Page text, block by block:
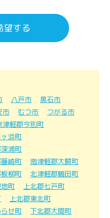
望する
八戸市
黒石市
市 むつ市
つがる市
津軽郡今別町
浜町
浦町
崎町
南津軽郡大鰐町
柳町
北津軽郡鶴田町
地町
上北郡七戸町
上北郡東北町
らせ町
下北郡大間町